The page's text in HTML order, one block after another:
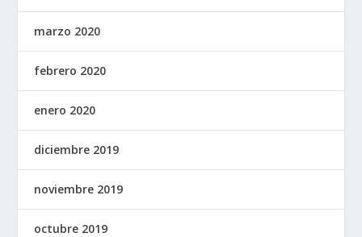
marzo 2020
febrero 2020
enero 2020
diciembre 2019
noviembre 2019
octubre 2019